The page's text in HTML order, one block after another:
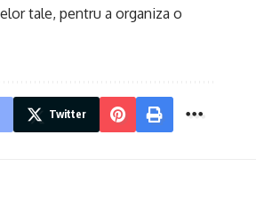
tale, pentru a organiza o
Twitter